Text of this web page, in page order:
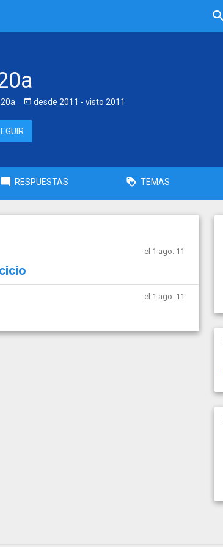
desde 2011 - visto 2011
RESPUESTAS TEMAS
el 1 ago. 11
el 1 ago. 11